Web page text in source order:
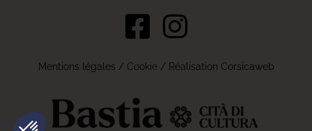
Mentions légales / Cookie/ Réalisation Corsicaweb